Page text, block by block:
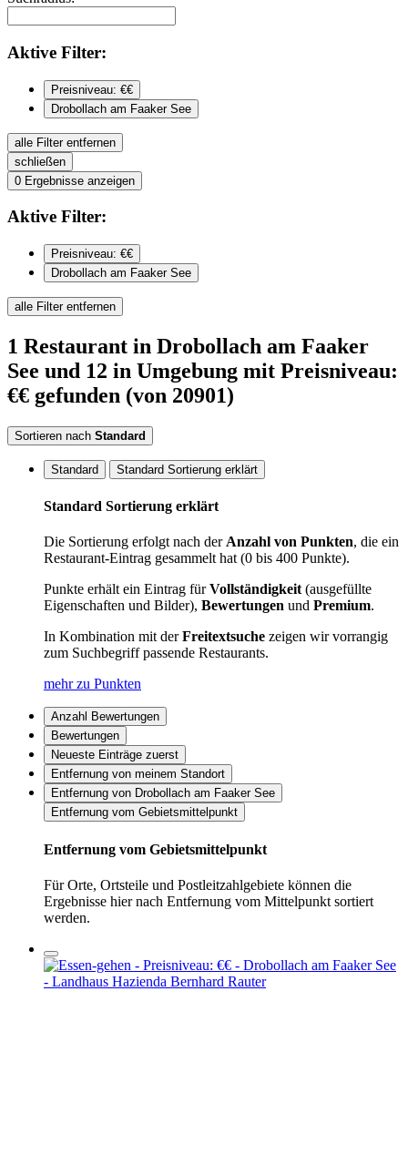
Aktive Filter:
Preisniveau: €€
Drobollach am Faaker See
alle Filter entfernen
schließen
0 Ergebnisse anzeigen
Aktive Filter:
Preisniveau: €€
Drobollach am Faaker See
alle Filter entfernen
1 Restaurant in Drobollach am Faaker
See und 12 in Umgebung mit Preisniveau:
€€ gefunden (von 20901)
Sortieren nach Standard
Standard Standard Sortierung erklärt
Standard Sortierung erklärt
Die Sortierung erfolgt nach derAnzahl von Punkten, die ein
Restaurant-Eintrag gesammelt hat (0 bis 400 Punkte).
Punkte erhält ein Eintrag fürVollständigkeit(ausgefüllte
Eigenschaften und Bilder), Bewertungen und Premium.
In Kombination mit derFreitextsuche zeigen wir vorrangig
zum Suchbegriff passende Restaurants.
mehr zu Punkten
Anzahl Bewertungen
Bewertungen
Neueste Einträge zuerst
Entfernung von meinem Standort
Entfernung von Drobollach am Faaker See
Entfernung vom Gebietsmittelpunkt
Entfernung vom Gebietsmittelpunkt
Für Orte, Ortsteile und Postleitzahlgebiete können die
Ergebnisse hier nach Entfernung vom Mittelpunkt sortiert
werden.